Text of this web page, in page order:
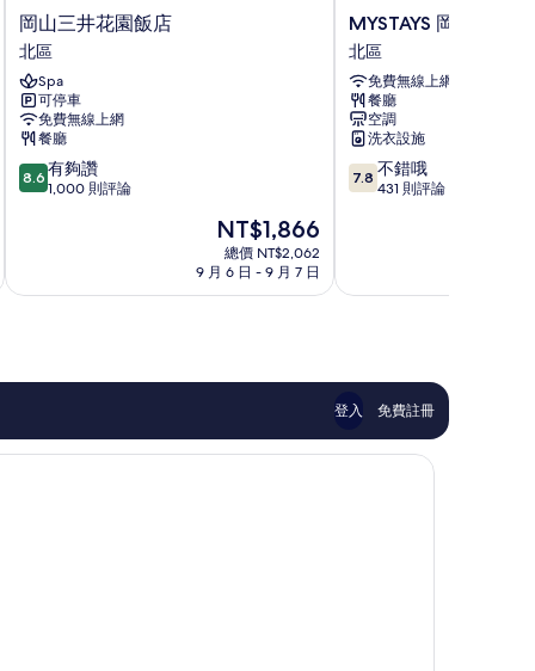
岡
山
三
井
花
園
飯
店
北
岡山三井花園飯店
北區
Spa
可停車
免費無線上網
餐廳
8.6
分，
有
則
8.6 有夠讚
1,000 則評論
現
在
價
NT$1,866
總價 NT$2,062
9 月 6 日 - 9 月 7 日
MYSTAYS
岡
山
酒
店
北
區
MYSTAYS 岡山酒店
北區
免費無線上網
餐廳
空調
洗衣設施
7.8
分，
不
則
評
論
7.8 不錯哦
431 則評論
登入 免費註冊